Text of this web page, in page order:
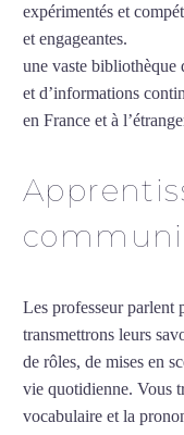
expérimentés et
et engageantes.
une vaste bibliothèque
et d’informations
en France et à
Les professeur parlent
transmettrons leurs
de rôles, de mises en
vie quotidienne. Vous
vocabulaire et la